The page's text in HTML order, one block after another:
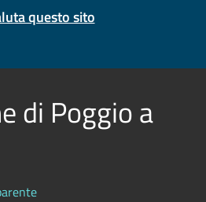
questo sito
di Poggio a